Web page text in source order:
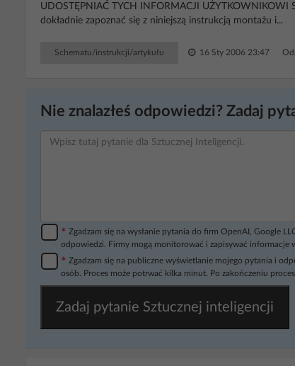
UDOSTĘPNIAĆ TYCH INFORMACJI
dokładnie zapoznać się z niniejszą instrukcją montażu i...
Schematu/instrukcji/artykułu 16 Sty 2006 23:47
Nie znalazłeś odpowiedzi? Zadaj
* Zgadzam się na wysłanie pytania do firm OpenAI, Google
odpowiedzi. Firmy mogą monitorować i zapisywać informacje
* Zgadzam się na publiczne wyświetlanie mojego pytania i
osób. Proces może potrwać kilka minut. Po zakończeniu
Zadaj pytanie Sztucznej inteligencji